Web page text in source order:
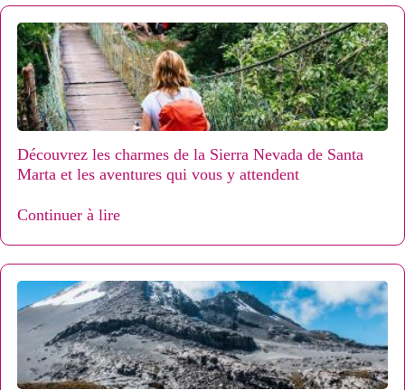
Découvrez les charmes de la Sierra Nevada de Santa
Marta et les aventures qui vous y attendent
Continuer à lire